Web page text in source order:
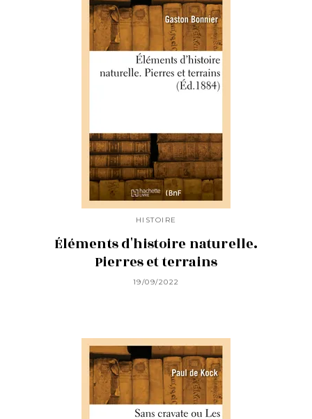
HISTOIRE
Éléments d'histoire naturelle.
Pierres et terrains
19/09/2022